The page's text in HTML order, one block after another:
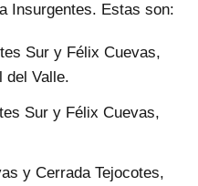
Insurgentes. Estas son:
Sur y Félix Cuevas,
del Valle.
Sur y Félix Cuevas,
y Cerrada Tejocotes,